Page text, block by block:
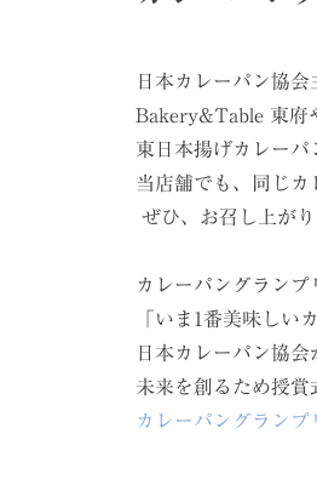
日本カレーパン協
Bakery&Table 東府
東日本揚げカレーパ
当店舗でも、同じカ
ぜひ、お召し上がり
カレーパングランプ
「いま1番美味しい
日本カレーパン協
未来を創るため授賞
カレーパングランプ